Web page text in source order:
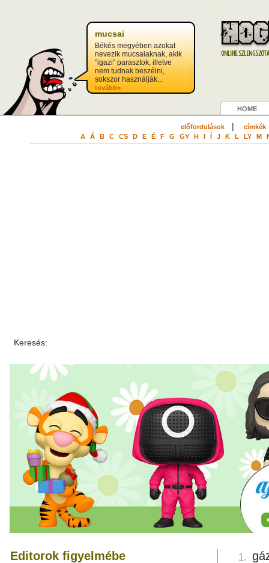
mucsai
Békés megyében azokat
nevezik mucsaiaknak, akik
"igazi" parasztok, illetve
nem tudnak beszélni,
sokszor használják...
tovább>
HOME
előfordulások| címkék
A Á B C CS D E É F G GY H I Í J K L LY M
Keresés:
Editorok figyelmébe 1.